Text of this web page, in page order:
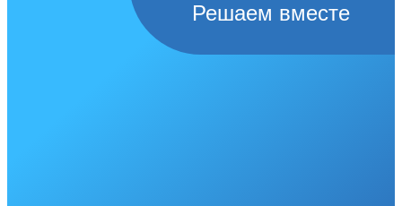
Решаем вместе